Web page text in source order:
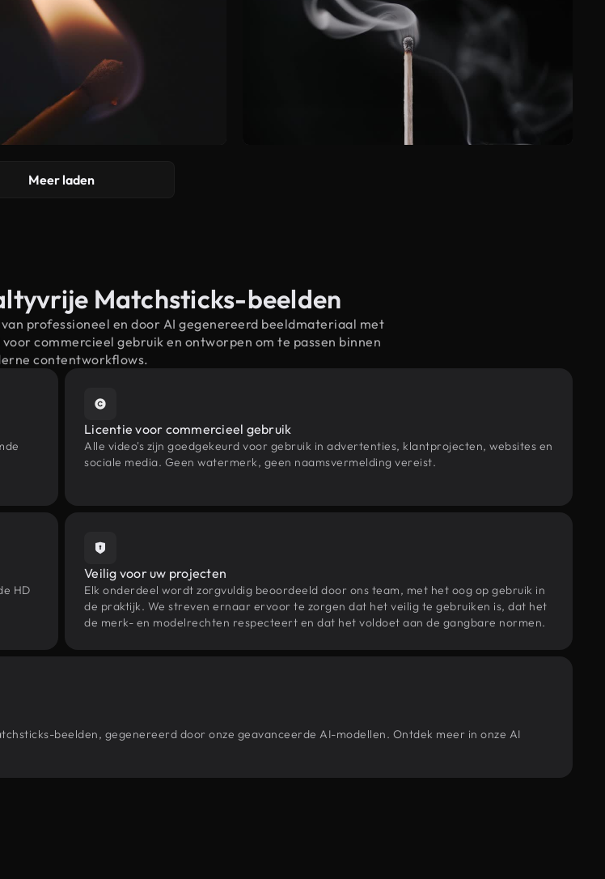
Meer laden
Matchsticks-beelden
professioneel en door AI gegenereerd beeldmateriaal met
commercieel gebruik en ontworpen om te passen binnen
contentworkflows.
Licentie voor commercieel gebruik
Alle video's zijn goedgekeurd voor gebruik in advertenties, klantprojecten, websites en
sociale media. Geen watermerk, geen naamsvermelding vereist.
HD
Veilig voor uw projecten
Elk onderdeel wordt zorgvuldig beoordeeld door ons team, met het oog op gebruik in
de praktijk. We streven ernaar ervoor te zorgen dat het veilig te gebruiken is, dat het
de merk- en modelrechten respecteert en dat het voldoet aan de gangbare normen.
beelden, gegenereerd door onze geavanceerde AI-modellen. Ontdek meer in onze AI